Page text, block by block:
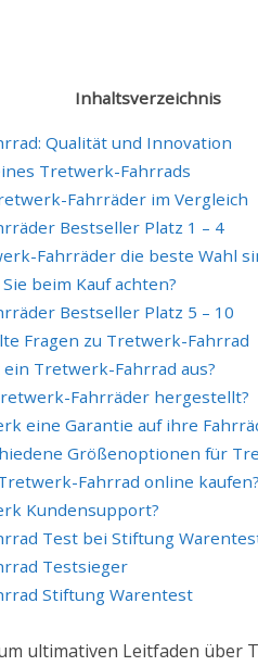
Inhaltsverzeichnis
Qualität und Innovation
Tretwerk-Fahrrads
Fahrräder im Vergleich
Bestseller Platz 1 – 4
Fahrräder die beste Wahl
beim Kauf achten?
Bestseller Platz 5 – 10
Fragen zu Tretwerk-Fahrrad
ein Tretwerk-Fahrrad aus?
Fahrräder hergestellt?
eine Garantie auf ihre
Größenoptionen für
Fahrrad online kaufen?
Kundensupport?
Test bei Stiftung
Testsieger
Stiftung Warentest
ultimativen Leitfaden über